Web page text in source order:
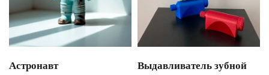
Астронавт
Выдавливатель зубной